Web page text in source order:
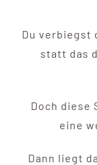
Du verbiegst
statt das
Doch diese
eine
Dann liegt